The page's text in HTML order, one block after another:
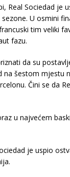
Real Sociedad je
U osmini
tim veliki
fazu.
da su
na šestom
Čini se da
u najvećem
je uspio